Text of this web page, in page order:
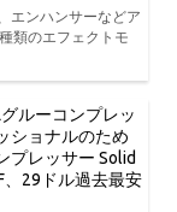
エンハンサーなどア
類のエフェクトモ
ルーコンプレッ
ショナルのため
プレッサー Solid
、29ドル過去最安